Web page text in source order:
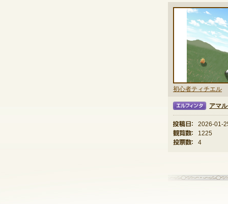
初心者ティチエル
アマ
投稿日：
2026-01-
観覧数：
1225
投票数：
4